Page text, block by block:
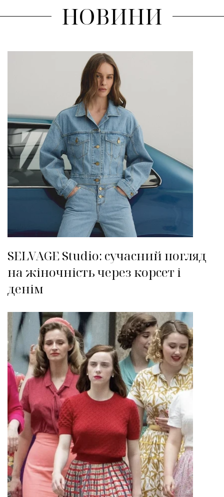
НОВИНИ
SELVAGE Studio: сучасний погляд
на жіночність через корсет і
денім